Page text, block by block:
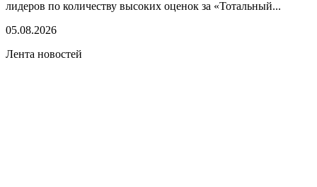
лидеров по количеству высоких оценок за «Тотальный...
05.08.2026
Лента новостей